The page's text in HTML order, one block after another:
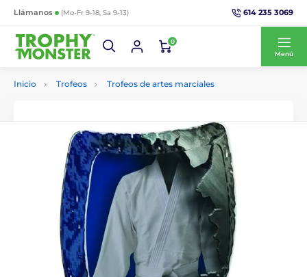
Llámanos (Mo-Fr 9-18, Sa 9-13) 614 235 3069
0
Menú
Inicio Trofeos Trofeos de artes marciales